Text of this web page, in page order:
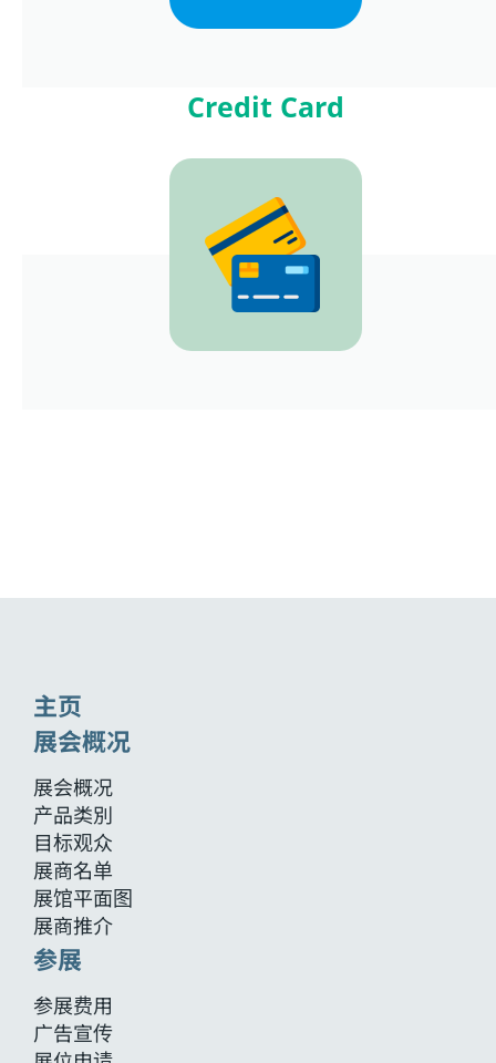
Credit Card
主页
展会概况
展会概况
产品类別
目标观众
展商名单
展馆平面图
展商推介
参展
参展费用
广告宣传